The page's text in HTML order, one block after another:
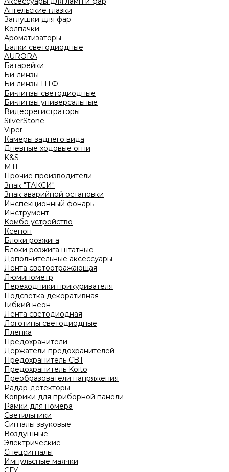
Ангельские глазки
Заглушки для фар
Колпачки
Ароматизаторы
Балки светодиодные
AURORA
Батарейки
Би-линзы
Би-линзы ПТФ
Би-линзы светодиодные
Би-линзы универсальные
Видеорегистраторы
SilverStone
Viper
Камеры заднего вида
Дневные ходовые огни
K&S
MTF
Прочие производители
Знак "ТАКСИ"
Знак аварийной остановки
Инспекционный фонарь
Инструмент
Комбо устройство
Ксенон
Блоки розжига
Блоки розжига штатные
Дополнительные аксессуары
Лента светоотражающая
Люминометр
Переходники прикуривателя
Подсветка декоративная
Гибкий неон
Лента светодиодная
Логотипы светодиодные
Пленка
Предохранители
Держатели предохранителей
Предохранитель CBT
Предохранитель Koito
Преобразователи напряжения
Радар-детекторы
Коврики для приборной панели
Рамки для номера
Светильники
Сигналы звуковые
Воздушные
Электрические
Спецсигналы
Импульсные маячки